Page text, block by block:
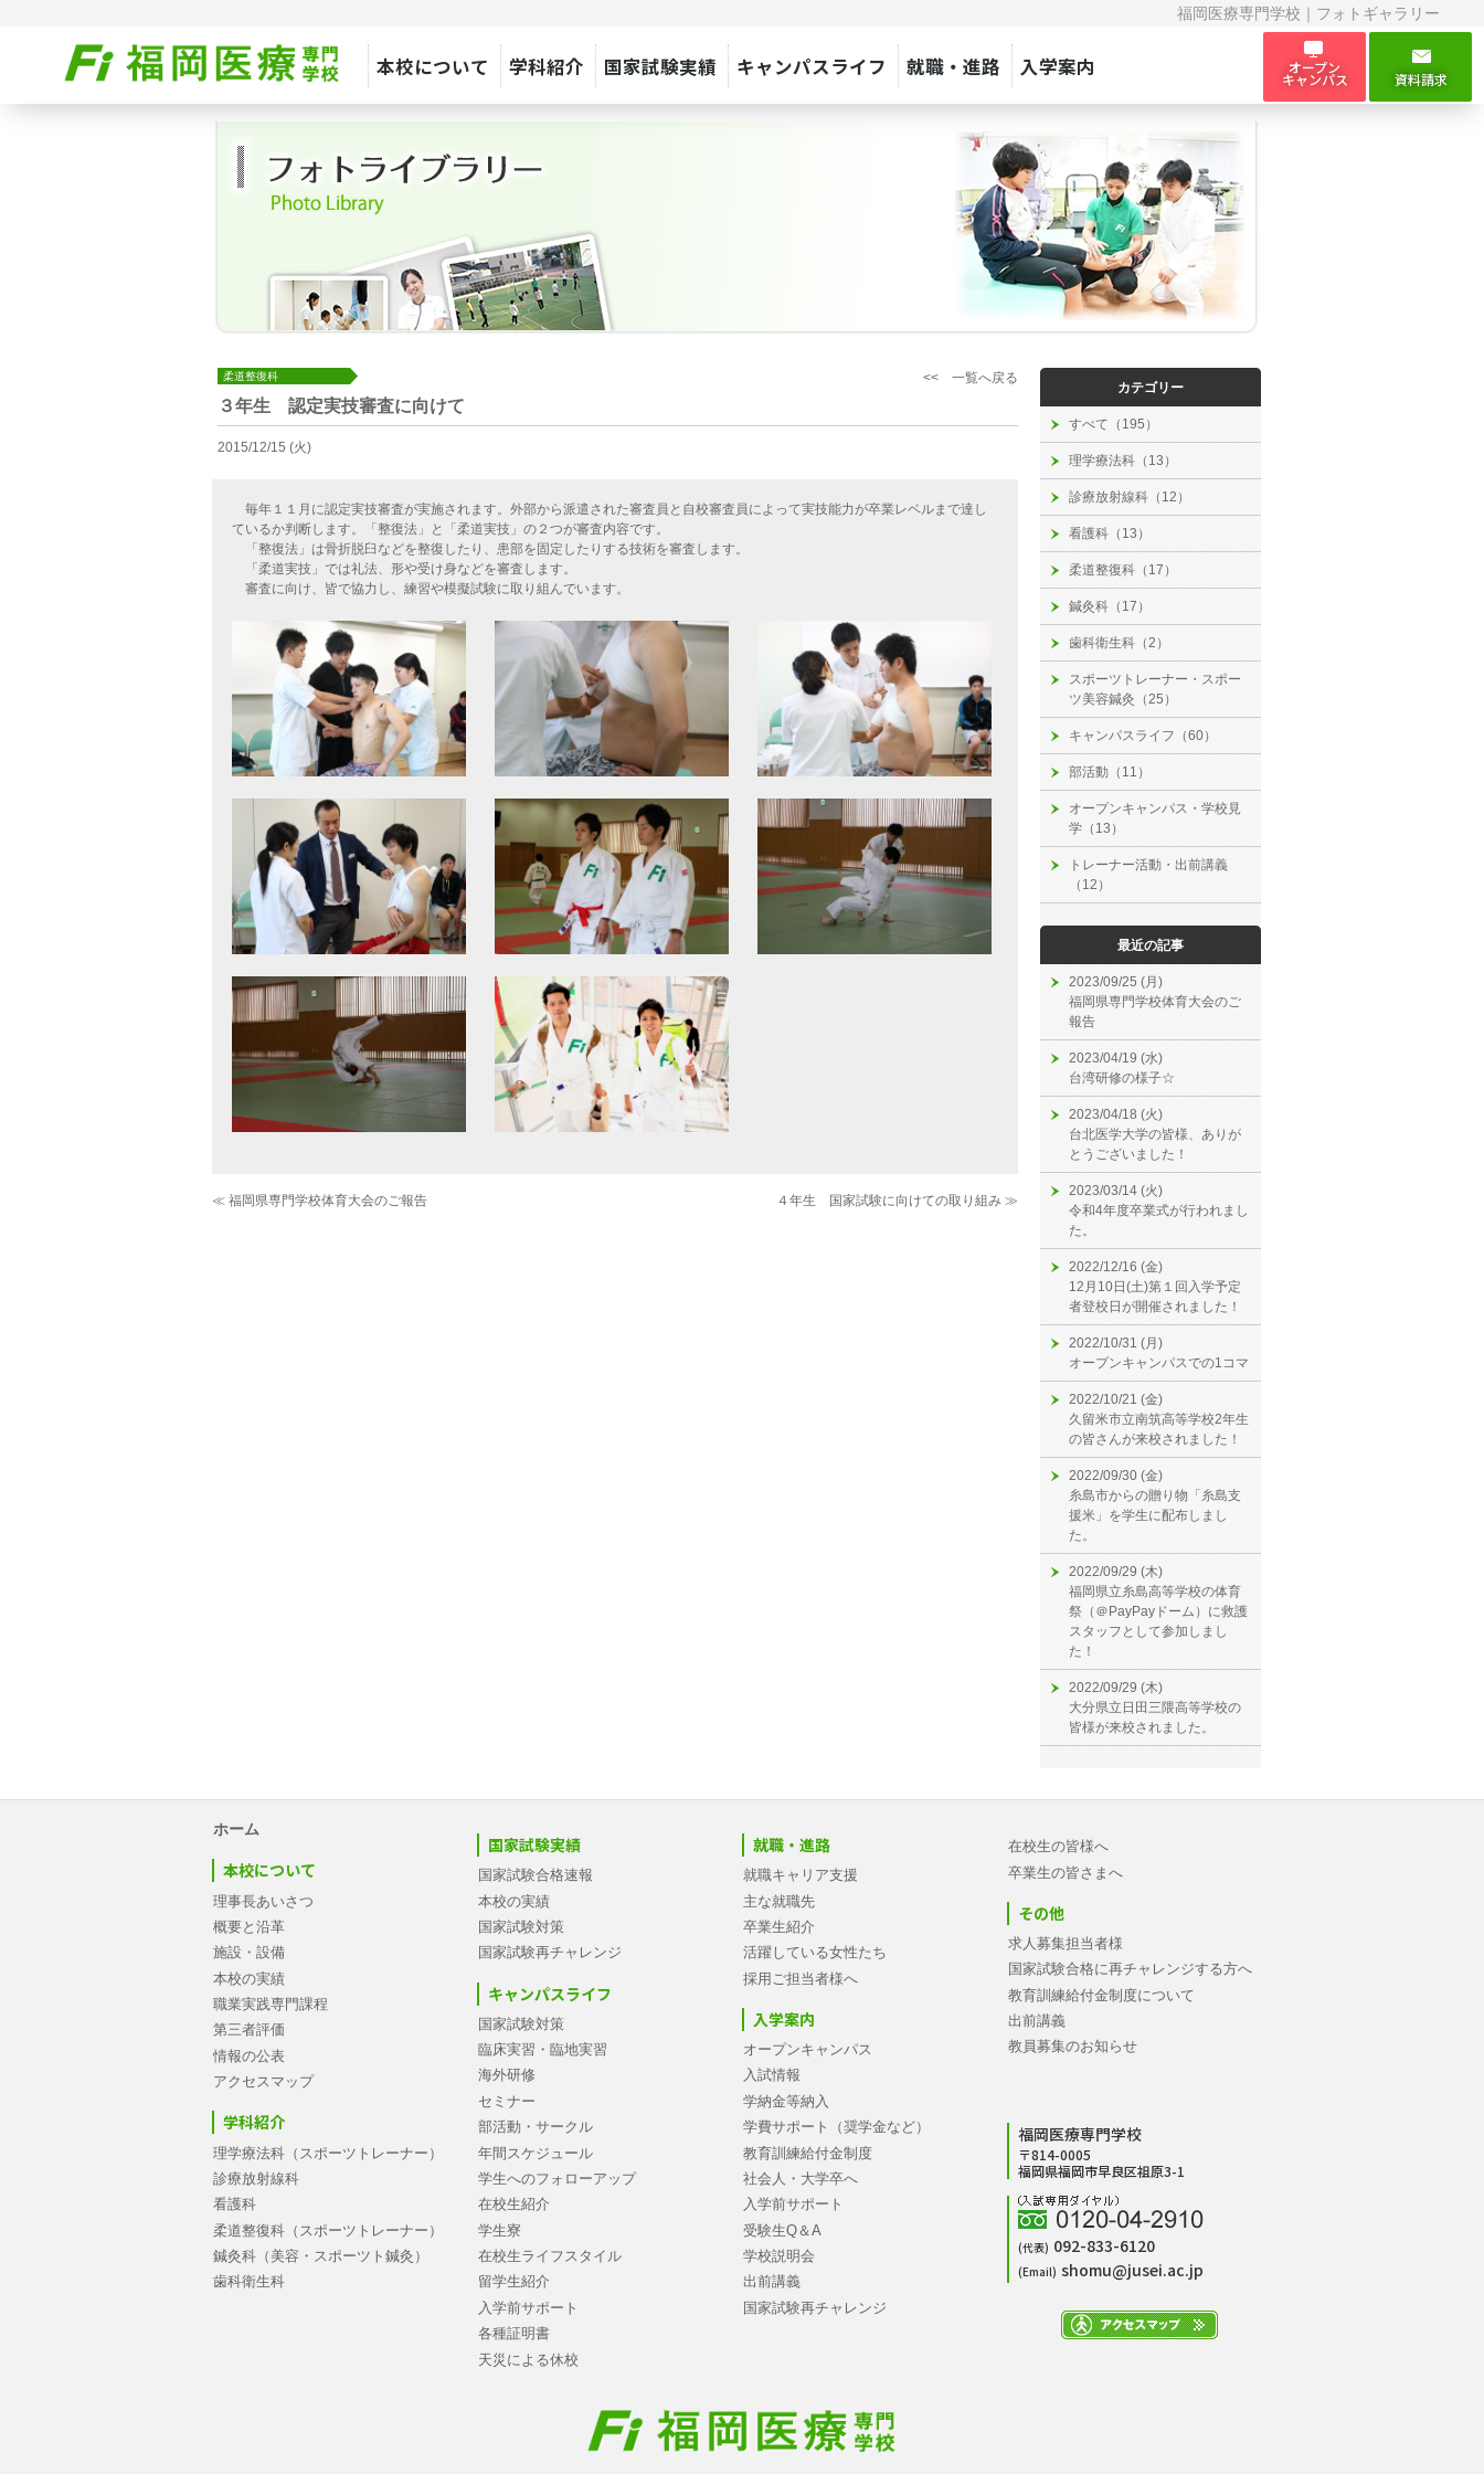
福岡医療専門学校｜フォトギャラリー
本校について 学科紹介 国家試験実績 キャンパスライフ 就職・進路 入学案内 オープン
キャンパス 資料請求
柔道整復科 << 一覧へ戻る
３年生 認定実技審査に向けて
2015/12/15 (火)
毎年１１月に認定実技審査が実施されます。外部から派遣された審査員と自校審査員によって実技能力が卒業レベルまで達し
ているか判断します。「整復法」と「柔道実技」の２つが審査内容です。
「整復法」は骨折脱臼などを整復したり、患部を固定したりする技術を審査します。
「柔道実技」では礼法、形や受け身などを審査します。
審査に向け、皆で協力し、練習や模擬試験に取り組んでいます。
≪ 福岡県専門学校体育大会のご報告 ４年生 国家試験に向けての取り組み ≫
カテゴリー
すべて（195）
理学療法科（13）
診療放射線科（12）
看護科（13）
柔道整復科（17）
鍼灸科（17）
歯科衛生科（2）
スポーツトレーナー・スポー
ツ美容鍼灸（25）
キャンパスライフ（60）
部活動（11）
オープンキャンパス・学校見
学（13）
トレーナー活動・出前講義
（12）
最近の記事
2023/09/25 (月)
福岡県専門学校体育大会のご
報告
2023/04/19 (水)
台湾研修の様子☆
2023/04/18 (火)
台北医学大学の皆様、ありが
とうございました！
2023/03/14 (火)
令和4年度卒業式が行われまし
た。
2022/12/16 (金)
12月10日(土)第１回入学予定
者登校日が開催されました！
2022/10/31 (月)
オープンキャンパスでの1コマ
2022/10/21 (金)
久留米市立南筑高等学校2年生
の皆さんが来校されました！
2022/09/30 (金)
糸島市からの贈り物「糸島支
援米」を学生に配布しまし
た。
2022/09/29 (木)
福岡県立糸島高等学校の体育
祭（＠PayPayドーム）に救護
スタッフとして参加しまし
た！
2022/09/29 (木)
大分県立日田三隈高等学校の
皆様が来校されました。
ホーム
本校について
理事長あいさつ
概要と沿革
施設・設備
本校の実績
職業実践専門課程
第三者評価
情報の公表
アクセスマップ
学科紹介
理学療法科（スポーツトレーナー）
診療放射線科
看護科
柔道整復科（スポーツトレーナー）
鍼灸科（美容・スポーツト鍼灸）
歯科衛生科
国家試験実績
国家試験合格速報
本校の実績
国家試験対策
国家試験再チャレンジ
キャンパスライフ
国家試験対策
臨床実習・臨地実習
海外研修
セミナー
部活動・サークル
年間スケジュール
学生へのフォローアップ
在校生紹介
学生寮
在校生ライフスタイル
留学生紹介
入学前サポート
各種証明書
天災による休校
就職・進路
就職キャリア支援
主な就職先
卒業生紹介
活躍している女性たち
採用ご担当者様へ
入学案内
オープンキャンパス
入試情報
学納金等納入
学費サポート（奨学金など）
教育訓練給付金制度
社会人・大学卒へ
入学前サポート
受験生Q＆A
学校説明会
出前講義
国家試験再チャレンジ
在校生の皆様へ
卒業生の皆さまへ
その他
求人募集担当者様
国家試験合格に再チャレンジする方へ
教育訓練給付金制度について
出前講義
教員募集のお知らせ
福岡医療専門学校
〒814-0005
福岡県福岡市早良区祖原3-1
(代表) 092-833-6120
(Email) shomu@jusei.ac.jp